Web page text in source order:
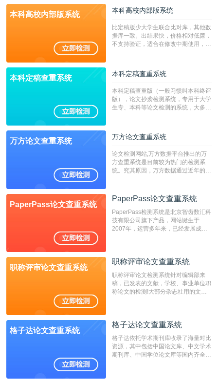
本科高校内部版系统 本科高校内部版系统
比定稿版少大学生联合比对库，其他数
据库一致。出结果快，价格相对低廉，
不支持验证，适合在修改中期使用，定
本科定稿查重系统 本科定稿查重系统
本科定稿查重版（一般习惯叫本科终评
版），论文抄袭检测系统，专用于大学
生专、本科等论文检测的系统，大多数
万方论文查重系统 万方论文查重系统
论文检测网站,万方数据平台推出的万
方查重系统是目前较为热门的检测系
统。究其原因，万方数据通过近年的发
检测系统，其真实性和权威性无可厚
非。其次，相对于知网而言，万方检测
费用少，上手容易，是学生初次论文查
重的推荐系统。
PaperPass论文查重系统
PaperPass论文查重系统
PaperPass检测系统是北京智齿数汇科
技有限公司旗下产品，网站诞生于
2007年，运营多年来，已经发展成为
检测速度快、精度高，市场反映良好。
职称评审论文查重系统
职称评审论文查重系统
职称评审论文检测系统针对编辑部来
稿，已发表的文献，学校、事业单位职
称论文的检测!大部分杂志社用的文献
编辑部检测来稿和已发表的文献,检测
测时注意填写第一作者,才能排除已发
表文献复制比。（限制字符数1万）
格子达论文查重系统
格子达论文查重系统
格子达依托学术期刊库收录了海量对比
资源，其中包括中国论文库、中文学术
期刊库、中国学位论文库等国内齐全的